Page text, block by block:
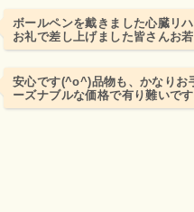
ボールペンを戴きました心臓リ
お礼で差し上げました皆さんお
だきああさしあげた甲...
安心です(^o^)品物も、かなりお
ーズナブルな価格で有り難いで
るので、高級...